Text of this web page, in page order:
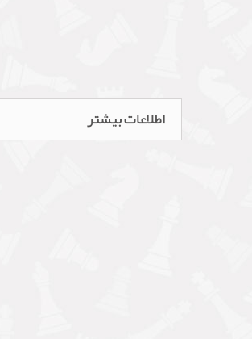
اطلاعات بیشتر